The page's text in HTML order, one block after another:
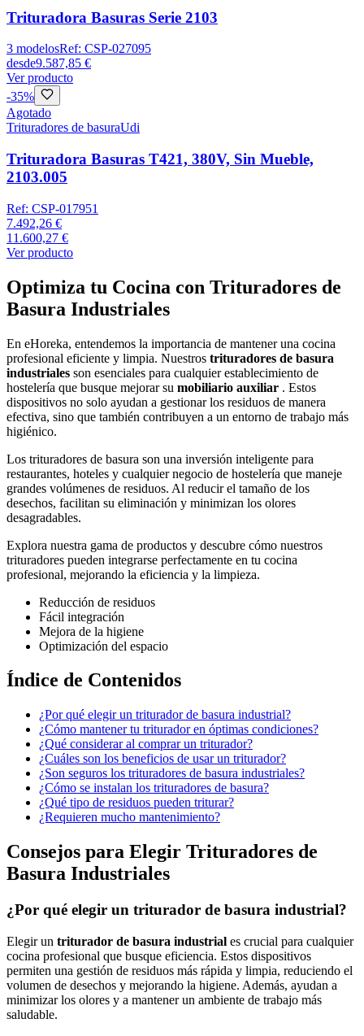
Trituradora Basuras Serie 2103
3 modelosRef: CSP-027095
desde9.587,85 €
Ver producto
-35%
Agotado
Trituradores de basuraUdi
Trituradora Basuras T421, 380V, Sin Mueble,
2103.005
Ref: CSP-017951
7.492,26 €
11.600,27 €
Ver producto
Optimiza tu Cocina con Trituradores de
Basura Industriales
En eHoreka, entendemos la importancia de mantener una cocina
profesional eficiente y limpia. Nuestros trituradores de basura
industriales son esenciales para cualquier establecimiento de
hostelería que busque mejorar su mobiliario auxiliar . Estos
dispositivos no solo ayudan a gestionar los residuos de manera
efectiva, sino que también contribuyen a un entorno de trabajo más
higiénico.
Los trituradores de basura son una inversión inteligente para
restaurantes, hoteles y cualquier negocio de hostelería que maneje
grandes volúmenes de residuos. Al reducir el tamaño de los
desechos, facilitan su eliminación y minimizan los olores
desagradables.
Explora nuestra gama de productos y descubre cómo nuestros
trituradores pueden integrarse perfectamente en tu cocina
profesional, mejorando la eficiencia y la limpieza.
Reducción de residuos
Fácil integración
Mejora de la higiene
Optimización del espacio
Índice de Contenidos
¿Por qué elegir un triturador de basura industrial?
¿Cómo mantener tu triturador en óptimas condiciones?
¿Qué considerar al comprar un triturador?
¿Cuáles son los beneficios de usar un triturador?
¿Son seguros los trituradores de basura industriales?
¿Cómo se instalan los trituradores de basura?
¿Qué tipo de residuos pueden triturar?
¿Requieren mucho mantenimiento?
Consejos para Elegir Trituradores de
Basura Industriales
¿Por qué elegir un triturador de basura industrial?
Elegir un triturador de basura industrial es crucial para cualquier
cocina profesional que busque eficiencia. Estos dispositivos
permiten una gestión de residuos más rápida y limpia, reduciendo el
volumen de desechos y mejorando la higiene. Además, ayudan a
minimizar los olores y a mantener un ambiente de trabajo más
saludable.